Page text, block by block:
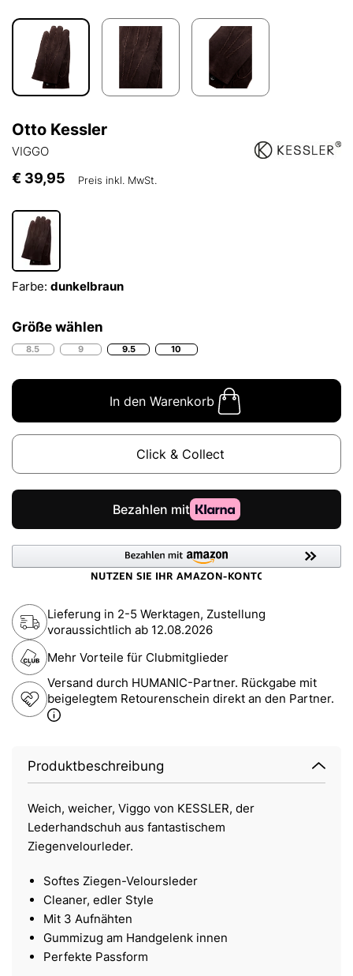
Otto Kessler
VIGGO
€ 39,95 Preis inkl. MwSt.
Farbe: dunkelbraun
Größe wählen
8.5 9 9.5 10
In den Warenkorb
Click & Collect
Lieferung in 2-5 Werktagen, Zustellung
voraussichtlich ab 12.08.2026
Mehr Vorteile für Clubmitglieder
Versand durch HUMANIC-Partner. Rückgabe mit
beigelegtem Retourenschein direkt an den Partner.
Produktbeschreibung
Weich, weicher, Viggo von KESSLER, der
Lederhandschuh aus fantastischem
Ziegenvelourleder.
Softes Ziegen-Veloursleder
Cleaner, edler Style
Mit 3 Aufnähten
Gummizug am Handgelenk innen
Perfekte Passform